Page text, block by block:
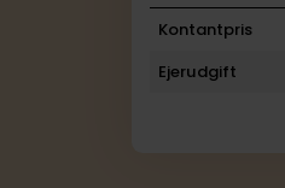
Kontantpris
Ejerudgift